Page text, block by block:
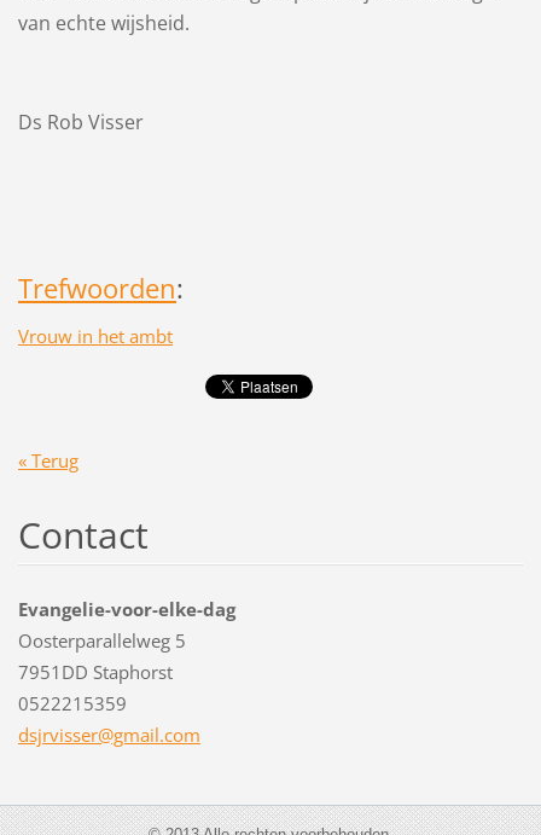
van echte wijsheid.
Ds Rob Visser
Trefwoorden:
Vrouw in het ambt
« Terug
Contact
Evangelie-voor-elke-dag
Oosterparallelweg 5
7951DD Staphorst
0522215359
dsjrvisser@gmail.com